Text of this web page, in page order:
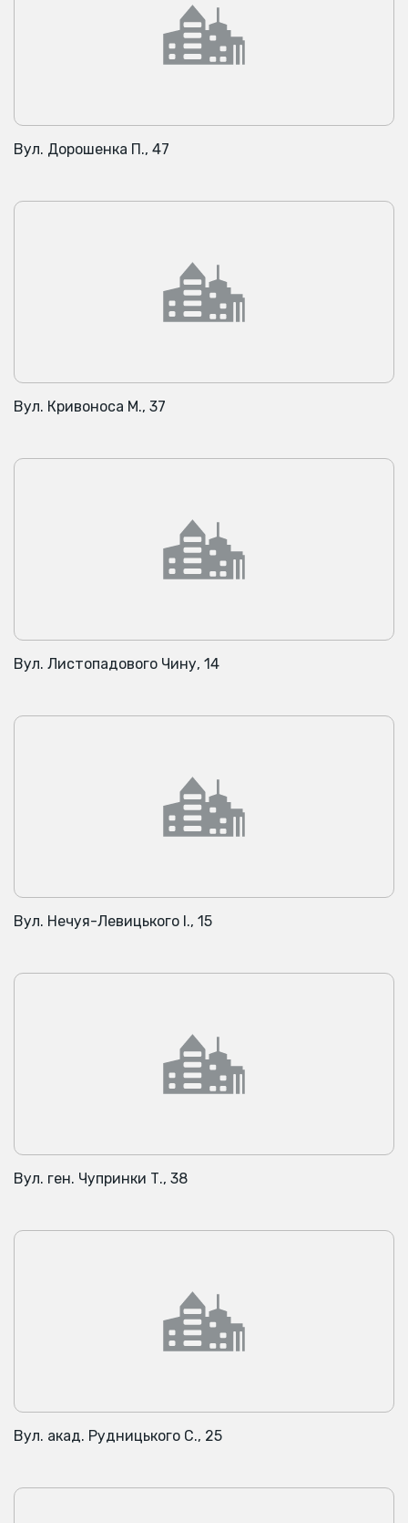
Вул. Дорошенка П., 47
Вул. Кривоноса М., 37
Вул. Листопадового Чину, 14
Вул. Нечуя-Левицького І., 15
Вул. ген. Чупринки Т., 38
Вул. акад. Рудницького С., 25